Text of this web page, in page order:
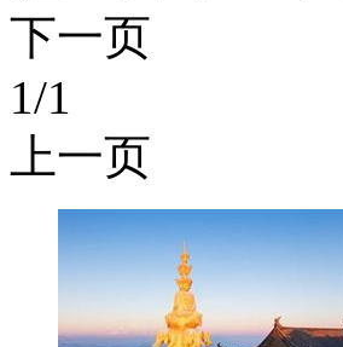
下一页
1/1
上一页